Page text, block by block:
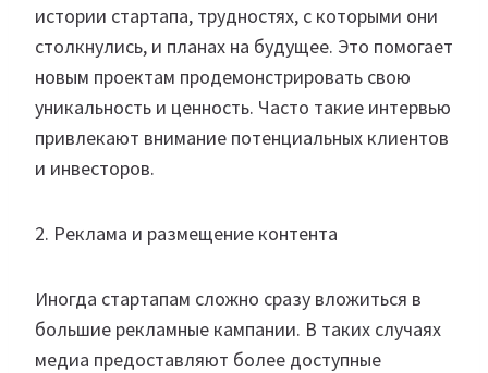
истории стартапа, трудностях, с которыми они
столкнулись, и планах на будущее. Это помогает
новым проектам продемонстрировать свою
уникальность и ценность. Часто такие интервью
привлекают внимание потенциальных клиентов
и инвесторов.
2. Реклама и размещение контента
Иногда стартапам сложно сразу вложиться в
большие рекламные кампании. В таких случаях
медиа предоставляют более доступные